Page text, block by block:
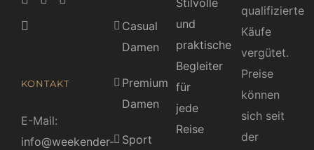
KONTAKT
E-Mail:
info@weekender-
Casual
Damen
Premium
Damen
Sport
Stilvolle
und
praktische
Begleiter
für
jede
Reise
qualifizierte
Käufe
vergütet.
Preise
können
sich seit
der